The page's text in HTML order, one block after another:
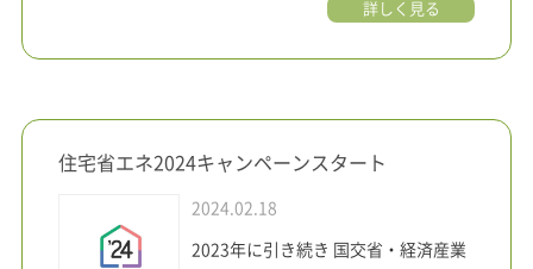
詳しく見る
住宅省エネ2024キャンペーンスタート
2024.02.18
2023年に引き続き 国交省・経済産業